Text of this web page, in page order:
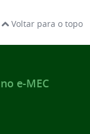
Voltar para o topo
e-MEC